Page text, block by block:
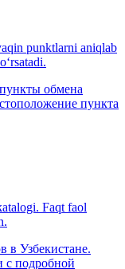
punktlarni aniqlab
обмена
пункта
Faqt faol
в Узбекистане.
с подробной